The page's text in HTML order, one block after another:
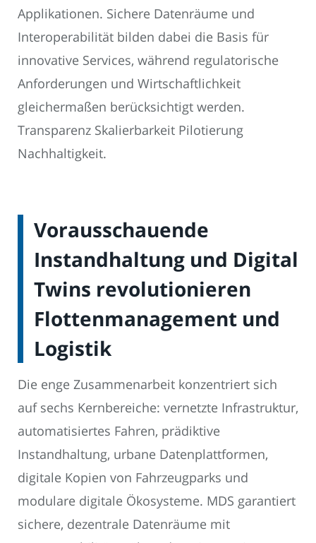
Applikationen. Sichere Datenräume und
Interoperabilität bilden dabei die Basis für
innovative Services, während regulatorische
Anforderungen und Wirtschaftlichkeit
gleichermaßen berücksichtigt werden.
Transparenz Skalierbarkeit Pilotierung
Nachhaltigkeit.
Vorausschauende
Instandhaltung und Digital
Twins revolutionieren
Flottenmanagement und
Logistik
Die enge Zusammenarbeit konzentriert sich
auf sechs Kernbereiche: vernetzte Infrastruktur,
automatisiertes Fahren, prädiktive
Instandhaltung, urbane Datenplattformen,
digitale Kopien von Fahrzeugparks und
modulare digitale Ökosysteme. MDS garantiert
sichere, dezentrale Datenräume mit